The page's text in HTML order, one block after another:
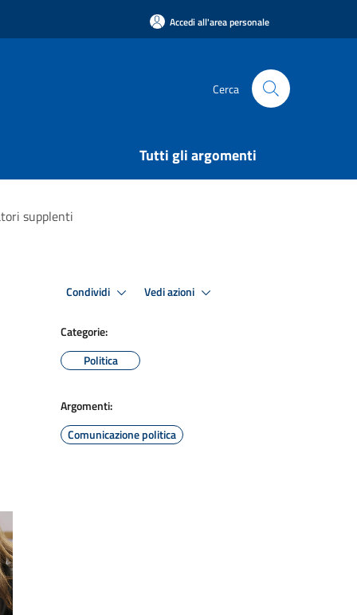
Accedi all'area personale
Cerca
Tutti gli argomenti
supplenti
Condividi Vedi azioni
Categorie:
Politica
Argomenti:
Comunicazione politica